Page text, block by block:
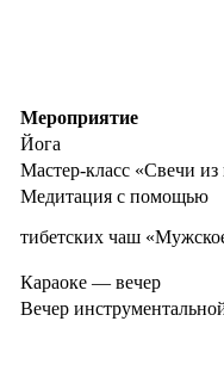
Мероприятие
Йога
Мастер-класс «Свечи
Медитация с помощью
тибетских чаш
Караоке — вечер
Вечер